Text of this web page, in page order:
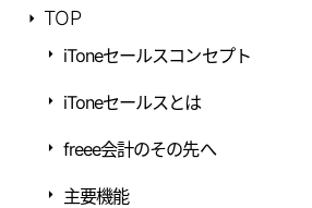
TOP
iToneセールスコンセプト
iToneセールスとは
freee会計のその先へ
主要機能